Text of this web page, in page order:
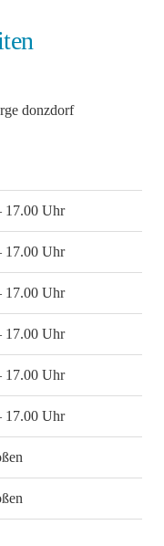
17.00 Uhr
17.00 Uhr
17.00 Uhr
17.00 Uhr
17.00 Uhr
17.00 Uhr